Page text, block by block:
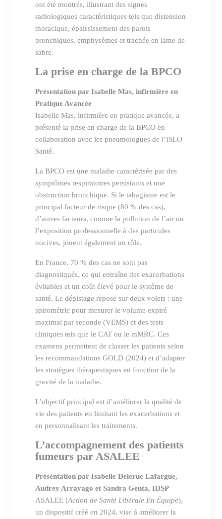
ont été montrés, illustrant des signes
radiologiques caractéristiques tels que distension
thoracique, épaississement des parois
bronchiques, emphysèmes et trachée en lame de
sabre.
La prise en charge de la BPCO
Présentation par Isabelle Mas, infirmière en
Pratique Avancée
Isabelle Mas, infirmière en pratique avancée, a
présenté la prise en charge de la BPCO en
collaboration avec les pneumologues de l’ISLO
Santé.
La BPCO est une maladie caractérisée par des
symptômes respiratoires persistants et une
obstruction bronchique. Si le tabagisme est le
principal facteur de risque (80 % des cas),
d’autres facteurs, comme la pollution de l’air ou
l’exposition professionnelle à des particules
nocives, jouent également un rôle.
En France, 70 % des cas ne sont pas
diagnostiqués, ce qui entraîne des exacerbations
évitables et un coût élevé pour le système de
santé. Le dépistage repose sur deux volets : une
spirométrie pour mesurer le volume expiré
maximal par seconde (VEMS) et des tests
cliniques tels que le CAT ou le mMRC. Ces
examens permettent de classer les patients selon
les recommandations GOLD (2024) et d’adapter
les stratégies thérapeutiques en fonction de la
gravité de la maladie.
L’objectif principal est d’améliorer la qualité de
vie des patients en limitant les exacerbations et
en personnalisant les traitements.
L’accompagnement des patients
fumeurs par ASALEE
Présentation par Isabelle Delerue Lafargue,
Audrey Arrayago et Sandra Genta, IDSP
ASALEE (Action de Santé Libérale En Équipe),
un dispositif créé en 2024, vise à améliorer la